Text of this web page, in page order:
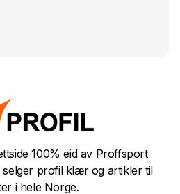
100% eid av Proffsport
selger profil klær og artikler til
i hele Norge.